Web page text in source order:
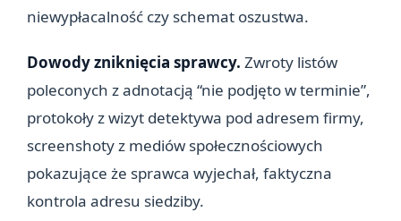
niewypłacalność czy schemat oszustwa.
Dowody zniknięcia sprawcy. Zwroty listów
poleconych z adnotacją “nie podjęto w terminie”,
protokoły z wizyt detektywa pod adresem firmy,
screenshoty z mediów społecznościowych
pokazujące że sprawca wyjechał, faktyczna
kontrola adresu siedziby.